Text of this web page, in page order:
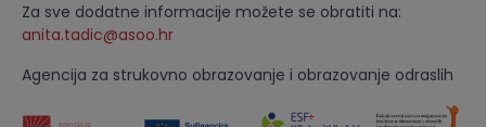
Za sve dodatne informacije možete se obratiti na:
anita.tadic@asoo.hr
Agencija za strukovno obrazovanje i obrazovanje odraslih